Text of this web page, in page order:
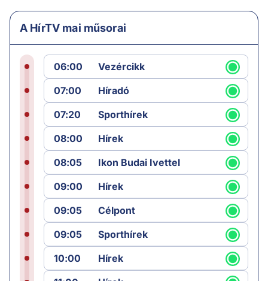
A HírTV mai műsorai
06:00
Vezércikk
07:00
Híradó
07:20
Sporthírek
08:00
Hírek
08:05
Ikon Budai Ivettel
09:00
Hírek
09:05
Célpont
09:05
Sporthírek
10:00
Hírek